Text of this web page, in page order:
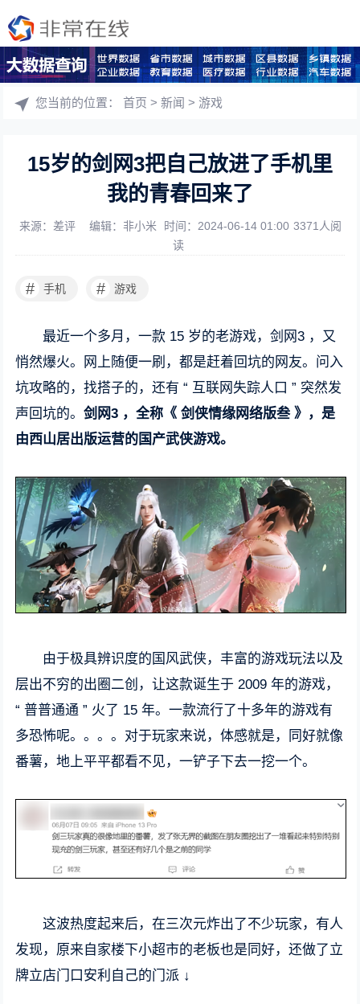
您当前的位置：首页 >新闻 > 游戏
15岁的剑网3把自己放进了手机里
我的青春回来了
来源：差评 编辑：非小米 时间：2024-06-14 01:00 3371人阅
读
# 手机 # 游戏
最近一个多月，一款 15 岁的老游戏，剑网3 ，又
悄然爆火。网上随便一刷，都是赶着回坑的网友。问入
坑攻略的，找搭子的，还有 “ 互联网失踪人口 ” 突然发
声回坑的。剑网3 ，全称《 剑侠情缘网络版叁 》，是
由西山居出版运营的国产武侠游戏。
由于极具辨识度的国风武侠，丰富的游戏玩法以及
层出不穷的出圈二创，让这款诞生于 2009 年的游戏，
“ 普普通通 ” 火了 15 年。一款流行了十多年的游戏有
多恐怖呢。。。。对于玩家来说，体感就是，同好就像
番薯，地上平平都看不见，一铲子下去一挖一个。
这波热度起来后，在三次元炸出了不少玩家，有人
发现，原来自家楼下小超市的老板也是同好，还做了立
牌立店门口安利自己的门派 ↓